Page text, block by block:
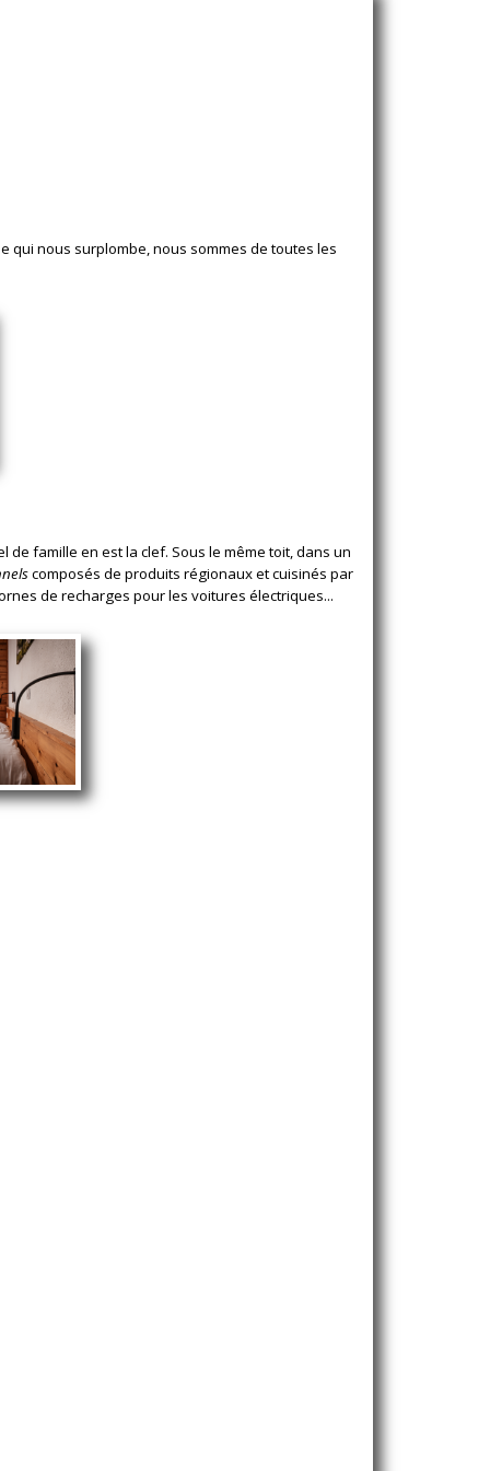
qui nous surplombe, nous sommes de toutes les
famille en est la clef. Sous le même toit, dans un
composés de produits régionaux et cuisinés par
de recharges pour les voitures électriques...